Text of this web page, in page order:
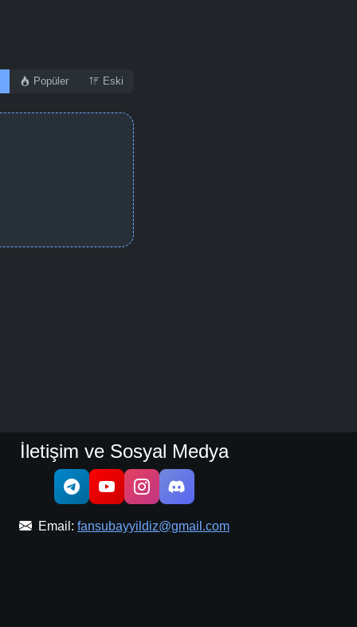
Popüler Eski
İletişim ve Sosyal Medya
Email: fansubayyildiz@gmail.com